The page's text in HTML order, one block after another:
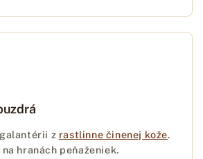
z rastlinne činenej kože.
hranách peňaženiek.